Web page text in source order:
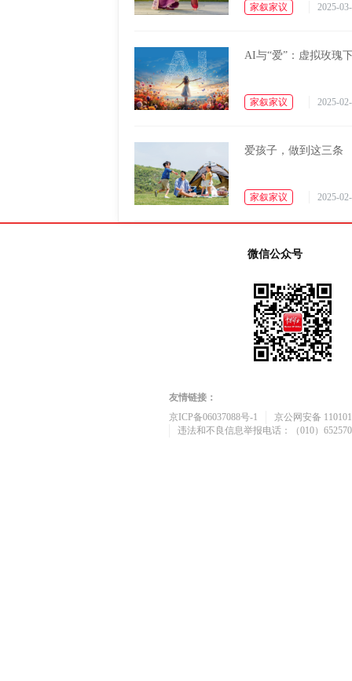
家叙家议 2025-
AI与“爱”：虚拟玫瑰
家叙家议 2025-
爱孩子，做到这三条
家叙家议 2025-
微信公众号
友情链接：
京ICP备06037088号-1
京公网安备
违法和不良信息举报电话：（010）